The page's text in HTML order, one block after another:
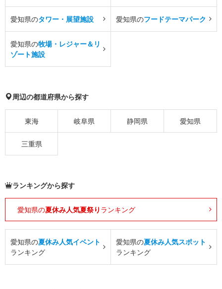
愛知県のタワー・展望施設 愛知県のフードテーマパーク
愛知県の牧場・レジャー＆リ
ゾート施設
周辺の都道府県から探す
東海 岐阜県 静岡県 愛知県
三重県
ランキングから探す
愛知県の夏休み人気夏祭り ランキング
愛知県の夏休み人気イベント
ランキング
愛知県の夏休み人気スポット
ランキング